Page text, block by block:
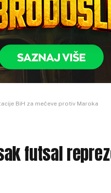
BiH za mečeve protiv Maroka
futsal